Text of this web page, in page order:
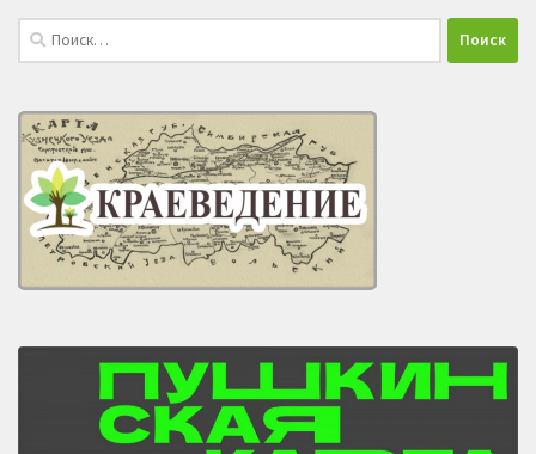
Найти: